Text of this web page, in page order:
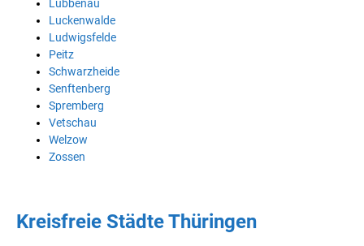
Lübbenau
Luckenwalde
Ludwigsfelde
Peitz
Schwarzheide
Senftenberg
Spremberg
Vetschau
Welzow
Zossen
Kreisfreie Städte Thüringen